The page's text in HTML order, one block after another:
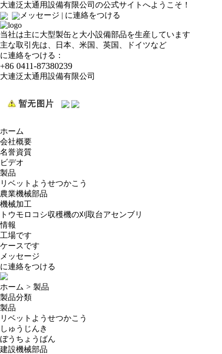
大連泛太通用設備有限公司の公式サイトへようこそ！
メッセージ | に連絡をつける
当社は主に大型製缶と大小設備部品を生産しています
主な取引先は、日本、米国、英国、ドイツなど
に連絡をつける：
+86 0411-87380239
大連泛太通用設備有限公司
ホーム
会社概要
名誉資質
ビデオ
製品
リベットようせつかこう
農業機械部品
機械加工
トウモロコシ収穫機の刈取台アセンブリ
情報
工場です
ケースです
メッセージ
に連絡をつける
ホーム > 製品
製品分類
製品
リベットようせつかこう
しゅうじんき
ぼうちょうばん
建設機械部品